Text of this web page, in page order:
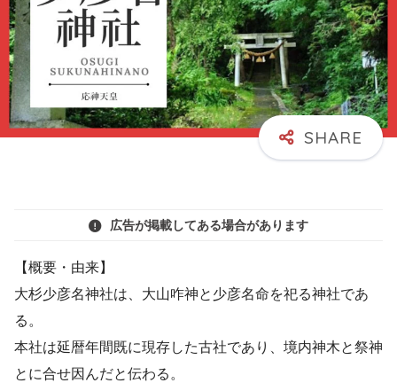
広告が掲載してある場合があります
【概要・由来】
大杉少彦名神社は、大山咋神と少彦名命を祀る神社であ
る。
本社は延暦年間既に現存した古社であり、境内神木と祭神
とに合せ因んだと伝わる。